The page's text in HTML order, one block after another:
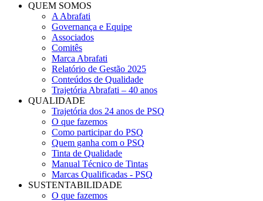
QUEM SOMOS
A Abrafati
Governança e Equipe
Associados
Comitês
Marca Abrafati
Relatório de Gestão 2025
Conteúdos de Qualidade
Trajetória Abrafati – 40 anos
QUALIDADE
Trajetória dos 24 anos de PSQ
O que fazemos
Como participar do PSQ
Quem ganha com o PSQ
Tinta de Qualidade
Manual Técnico de Tintas
Marcas Qualificadas - PSQ
SUSTENTABILIDADE
O que fazemos